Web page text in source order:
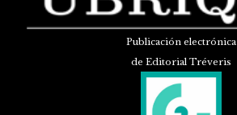
Publicación electrónica
de Editorial Tréveris